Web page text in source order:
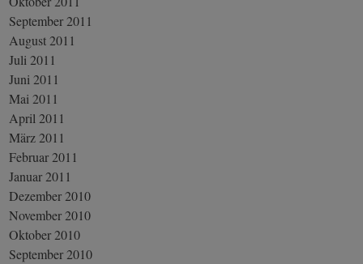
September 2011
August 2011
Juli 2011
Juni 2011
Mai 2011
April 2011
März 2011
Februar 2011
Januar 2011
Dezember 2010
November 2010
Oktober 2010
September 2010